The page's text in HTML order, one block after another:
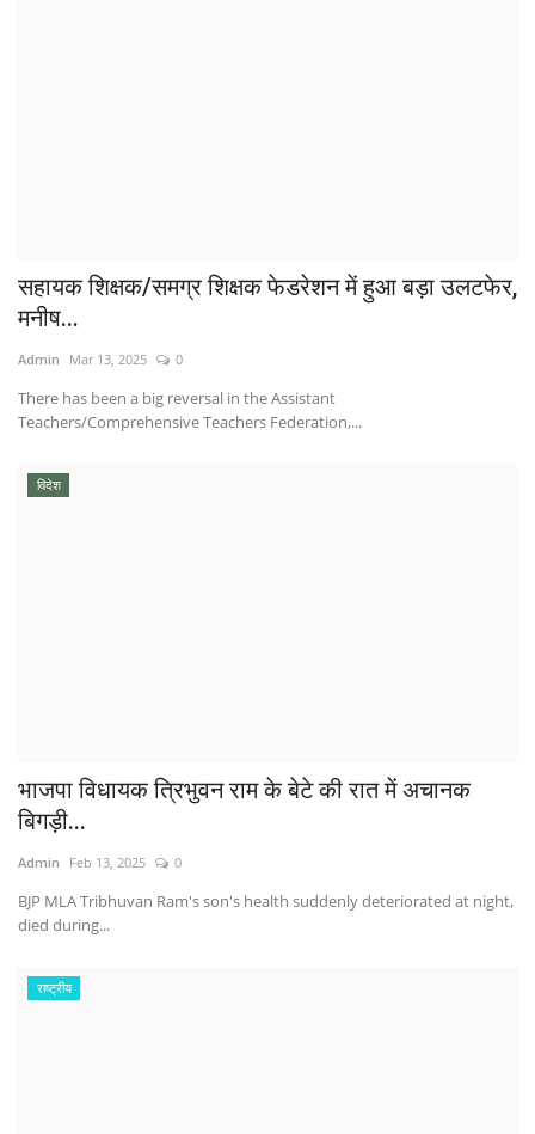
सहायक शिक्षक/समग्र शिक्षक फेडरेशन में हुआ बड़ा उलटफेर,
मनीष...
Admin Mar 13, 2025 0
There has been a big reversal in the Assistant
Teachers/Comprehensive Teachers Federation,...
विदेश
भाजपा विधायक त्रिभुवन राम के बेटे की रात में अचानक
बिगड़ी...
Admin Feb 13, 2025 0
BJP MLA Tribhuvan Ram's son's health suddenly deteriorated at night,
died during...
राष्ट्रीय